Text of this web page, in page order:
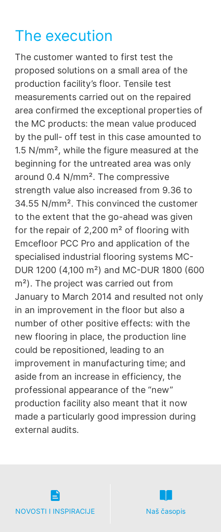
The execution
The customer wanted to first test the
proposed solutions on a small area of the
production facility’s floor. Tensile test
measurements carried out on the repaired
area confirmed the exceptional properties of
the MC products: the mean value produced
by the pull- off test in this case amounted to
1.5 N/mm², while the figure measured at the
beginning for the untreated area was only
around 0.4 N/mm². The compressive
strength value also increased from 9.36 to
34.55 N/mm². This convinced the customer
to the extent that the go-ahead was given
for the repair of 2,200 m² of flooring with
Emcefloor PCC Pro and application of the
specialised industrial flooring systems MC-
DUR 1200 (4,100 m²) and MC-DUR 1800 (600
m²). The project was carried out from
January to March 2014 and resulted not only
in an improvement in the floor but also a
number of other positive effects: with the
new flooring in place, the production line
could be repositioned, leading to an
improvement in manufacturing time; and
aside from an increase in efficiency, the
professional appearance of the “new”
production facility also meant that it now
made a particularly good impression during
external audits.
NOVOSTI I INSPIRACIJE Naš časopis